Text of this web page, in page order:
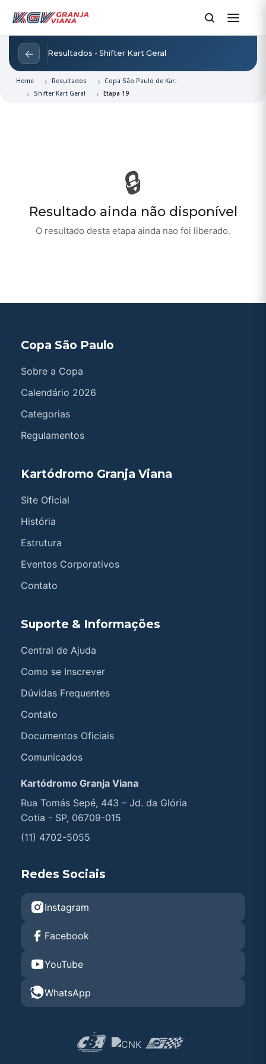
← Resultados - Shifter Kart Geral
Home Resultados
Copa São Paulo de Kart e Rotax 2026
Shifter Kart Geral
Etapa 19
🔒
Resultado ainda não disponível
O resultado desta etapa ainda nao foi liberado.
Copa São Paulo
Sobre a Copa
Calendário 2026
Categorias
Regulamentos
Kartódromo Granja Viana
Site Oficial
História
Estrutura
Eventos Corporativos
Contato
Suporte & Informações
Central de Ajuda
Como se Inscrever
Dúvidas Frequentes
Contato
Documentos Oficiais
Comunicados
Kartódromo Granja Viana
Rua Tomás Sepé, 443 – Jd. da Glória
Cotia - SP, 06709-015
(11) 4702-5055
Redes Sociais
Instagram
Facebook
YouTube
WhatsApp